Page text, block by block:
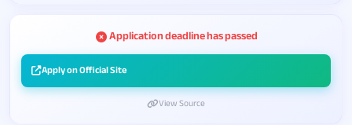
Application deadline has passed
Apply on Official Site
View Source